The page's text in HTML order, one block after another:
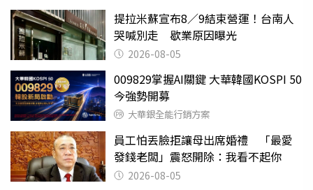
提拉米蘇宣布8／9結束營運！台南人
哭喊別走 歇業原因曝光
2026-08-05
009829掌握AI關鍵 大華韓國KOSPI 50
今強勢開募
大華銀全能行銷方案
員工怕丟臉拒讓母出席婚禮 「最愛
發錢老闆」震怒開除：我看不起你
2026-08-05